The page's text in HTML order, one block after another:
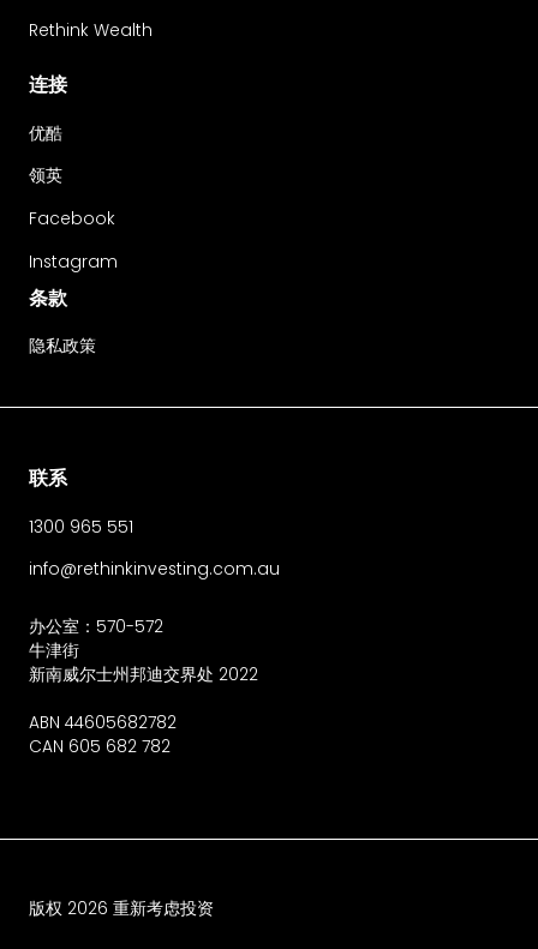
Rethink Wealth
连接
优酷
领英
Facebook
Instagram
条款
隐私政策
联系
1300 965 551
info@rethinkinvesting.com.au
办公室：570-572
牛津街
新南威尔士州邦迪交界处 2022
ABN 44605682782
CAN 605 682 782
版权 2026 重新考虑投资